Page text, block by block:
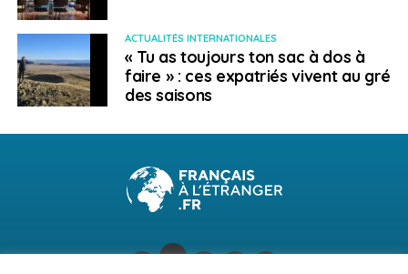
ACTUALITÉS INTERNATIONALES
« Tu as toujours ton sac à dos à
faire » : ces expatriés vivent au gré
des saisons